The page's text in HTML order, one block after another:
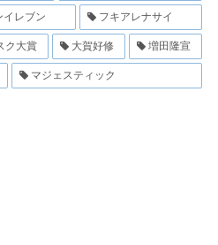
イレブン フキアレナサイ
ク大賞 大賀好修 増田隆宣
マジェスティック